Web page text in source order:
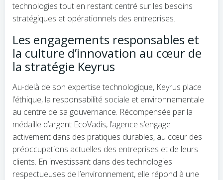
technologies tout en restant centré sur les besoins
stratégiques et opérationnels des entreprises.
Les engagements responsables et
la culture d’innovation au cœur de
la stratégie Keyrus
Au-delà de son expertise technologique, Keyrus place
l’éthique, la responsabilité sociale et environnementale
au centre de sa gouvernance. Récompensée par la
médaille d’argent EcoVadis, l’agence s’engage
activement dans des pratiques durables, au cœur des
préoccupations actuelles des entreprises et de leurs
clients. En investissant dans des technologies
respectueuses de l’environnement, elle répond à une